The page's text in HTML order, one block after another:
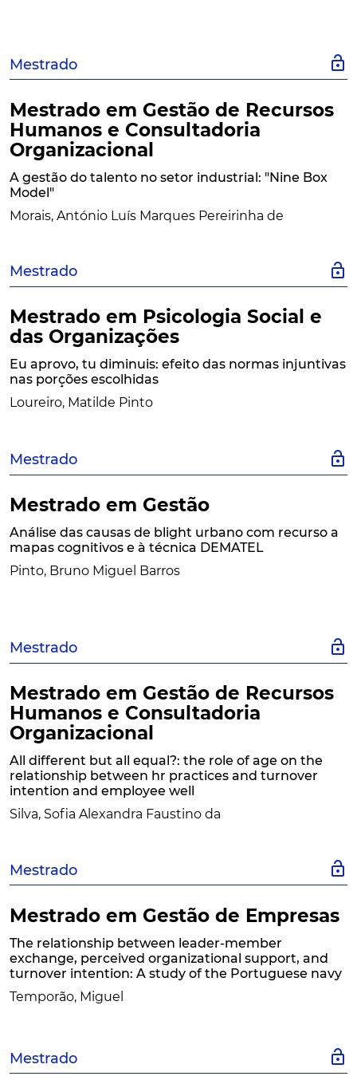
Mestrado lock_open
Mestrado em Gestão de Recursos
Humanos e Consultadoria
Organizacional
A gestão do talento no setor industrial: "Nine Box
Model"
Morais, António Luís Marques Pereirinha de
Mestrado lock_open
Mestrado em Psicologia Social e
das Organizações
Eu aprovo, tu diminuis: efeito das normas injuntivas
nas porções escolhidas
Loureiro, Matilde Pinto
Mestrado lock_open
Mestrado em Gestão
Análise das causas de blight urbano com recurso a
mapas cognitivos e à técnica DEMATEL
Pinto, Bruno Miguel Barros
Mestrado lock_open
Mestrado em Gestão de Recursos
Humanos e Consultadoria
Organizacional
All different but all equal?: the role of age on the
relationship between hr practices and turnover
intention and employee well
Silva, Sofia Alexandra Faustino da
Mestrado lock_open
Mestrado em Gestão de Empresas
The relationship between leader-member
exchange, perceived organizational support, and
turnover intention: A study of the Portuguese navy
Temporão, Miguel
Mestrado lock_open